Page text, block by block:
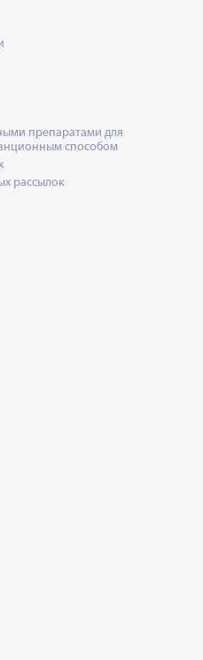
препаратами для
способом
рассылок